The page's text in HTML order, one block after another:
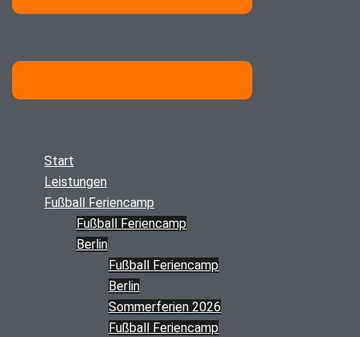
Start
Leistungen
Fußball Feriencamp
Fußball Feriencamp
Berlin
Fußball Feriencamp
Berlin
Sommerferien 2026
Fußball Feriencamp